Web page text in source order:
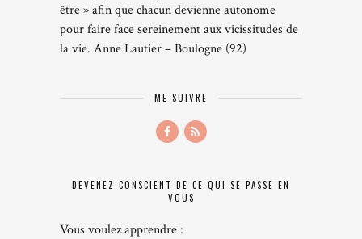
être » afin que chacun devienne autonome
pour faire face sereinement aux vicissitudes de
la vie. Anne Lautier – Boulogne (92)
ME SUIVRE
DEVENEZ CONSCIENT DE CE QUI SE PASSE EN
VOUS
Vous voulez apprendre :